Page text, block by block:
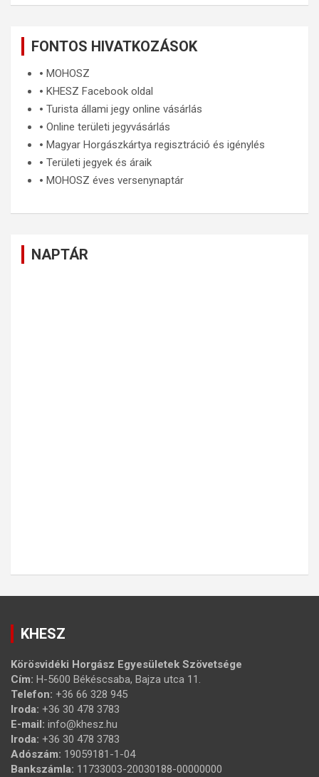
FONTOS HIVATKOZÁSOK
🞄 MOHOSZ
🞄 KHESZ Facebook oldal
🞄 Turista állami jegy online vásárlás
🞄 Online területi jegyvásárlás
🞄 Magyar Horgászkártya regisztráció és igénylés
🞄 Területi jegyek és áraik
🞄 MOHOSZ éves versenynaptár
NAPTÁR
KHESZ
Körösvidéki Horgász Egyesületek Szövetsége
Cím: H-5600 Békéscsaba, Bajza utca 11.
Telefon: +36 66 328 945
Iroda: +36 30 478 3783
E-mail: info@khesz.hu
Iroda: +36 30 478 3783
Adószám: 19059181-1-04
Bankszámla: 11733003-20030188-00000000